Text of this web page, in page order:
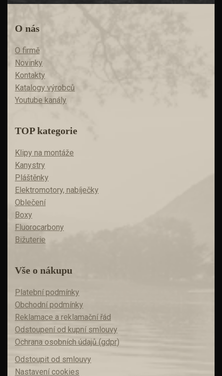
O nás
O firmě
Novinky
Kontakty
Katalogy výrobců
Youtube kanály
TOP kategorie
Klipy na montáže
Kanystry
Pláštěnky
Elektromotory, nabíječky
Oblečení
Boxy
Fluorocarbony
Bižuterie
Vše o nákupu
Platební podmínky
Obchodní podmínky
Reklamace a reklamační řád
Odstoupení od kupní smlouvy
Ochrana osobních údajů (gdpr)
Odstoupit od smlouvy
Nastavení cookies